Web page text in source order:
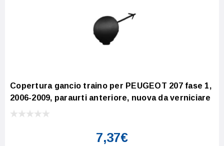
Copertura gancio traino per PEUGEOT 207 fase 1,
2006-2009, paraurti anteriore, nuova da verniciare
7,37€